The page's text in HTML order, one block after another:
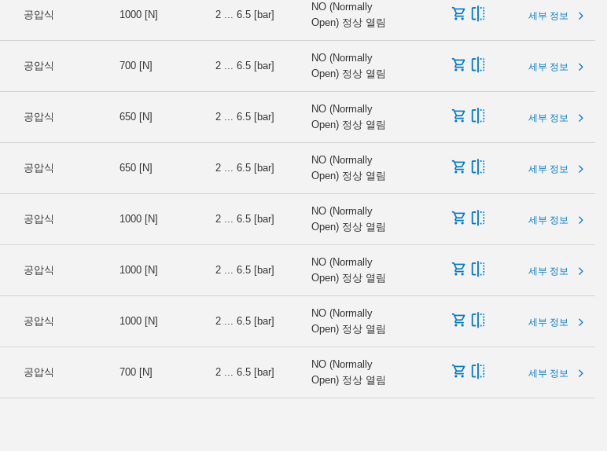
공압식 1000 [N] 2 ... 6.5 [bar]
NO (Normally
Open) 정상 열림
세부 정보
공압식 700 [N] 2 ... 6.5 [bar]
NO (Normally
Open) 정상 열림
세부 정보
공압식 650 [N] 2 ... 6.5 [bar]
NO (Normally
Open) 정상 열림
세부 정보
공압식 650 [N] 2 ... 6.5 [bar]
NO (Normally
Open) 정상 열림
세부 정보
공압식 1000 [N] 2 ... 6.5 [bar]
NO (Normally
Open) 정상 열림
세부 정보
공압식 1000 [N] 2 ... 6.5 [bar]
NO (Normally
Open) 정상 열림
세부 정보
공압식 1000 [N] 2 ... 6.5 [bar]
NO (Normally
Open) 정상 열림
세부 정보
공압식 700 [N] 2 ... 6.5 [bar]
NO (Normally
Open) 정상 열림
세부 정보